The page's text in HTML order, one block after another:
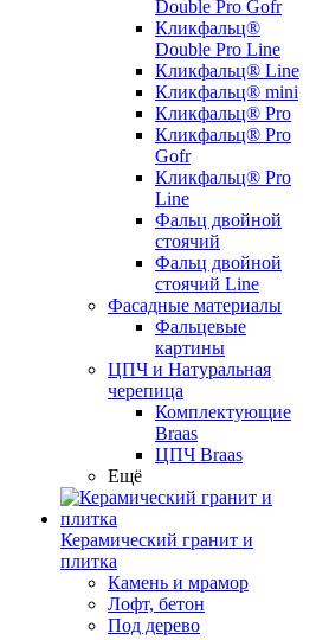
Double Pro Gofr
Кликфальц®
Double Pro Line
Кликфальц® Line
Кликфальц® mini
Кликфальц® Pro
Кликфальц® Pro
Gofr
Кликфальц® Pro
Line
Фальц двойной
стоячий
Фальц двойной
стоячий Line
Фасадные материалы
Фальцевые
картины
ЦПЧ и Натуральная
черепица
Комплектующие
Braas
ЦПЧ Braas
Ещё
Керамический гранит и
плитка
Камень и мрамор
Лофт, бетон
Под дерево